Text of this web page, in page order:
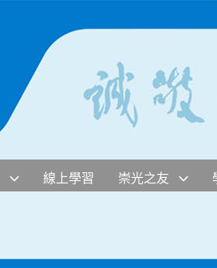
線上學習 崇光之友